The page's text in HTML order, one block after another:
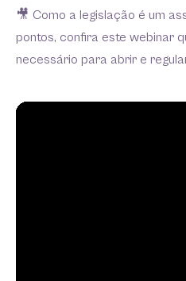
🎥 Como a legislação é um
pontos, confira este webinar
necessário para abrir e